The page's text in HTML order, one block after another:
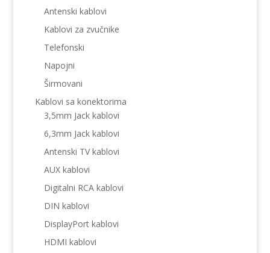
Antenski kablovi
Kablovi za zvučnike
Telefonski
Napojni
Širmovani
Kablovi sa konektorima
3,5mm Jack kablovi
6,3mm Jack kablovi
Antenski TV kablovi
AUX kablovi
Digitalni RCA kablovi
DIN kablovi
DisplayPort kablovi
HDMI kablovi